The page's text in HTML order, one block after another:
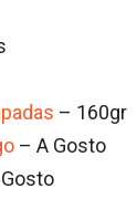
– 160gr
– A Gosto